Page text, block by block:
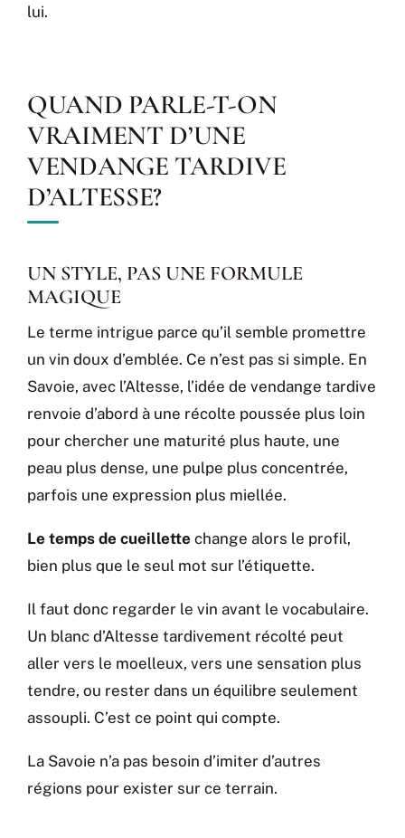
lui.
QUAND PARLE-T-ON
VRAIMENT D’UNE
VENDANGE TARDIVE
D’ALTESSE?
UN STYLE, PAS UNE FORMULE
MAGIQUE
Le terme intrigue parce qu’il semble promettre
un vin doux d’emblée. Ce n’est pas si simple. En
Savoie, avec l’Altesse, l’idée de vendange tardive
renvoie d’abord à une récolte poussée plus loin
pour chercher une maturité plus haute, une
peau plus dense, une pulpe plus concentrée,
parfois une expression plus miellée.
Le temps de cueillette change alors le profil,
bien plus que le seul mot sur l’étiquette.
Il faut donc regarder le vin avant le vocabulaire.
Un blanc d’Altesse tardivement récolté peut
aller vers le moelleux, vers une sensation plus
tendre, ou rester dans un équilibre seulement
assoupli. C’est ce point qui compte.
La Savoie n’a pas besoin d’imiter d’autres
régions pour exister sur ce terrain.